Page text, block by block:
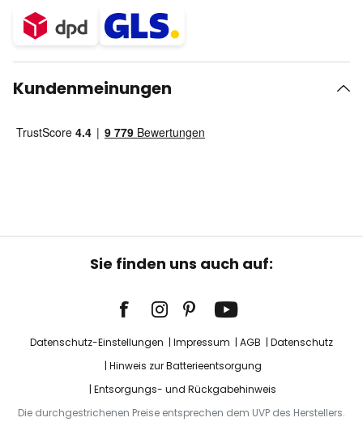
Kundenmeinungen
Sie finden uns auch auf:
Datenschutz-Einstellungen Impressum AGB
Datenschutz
Hinweis zur Batterieentsorgung
Entsorgungs- und Rückgabehinweis
Die durchgestrichenen Preise entsprechen dem UVP des Herstellers.